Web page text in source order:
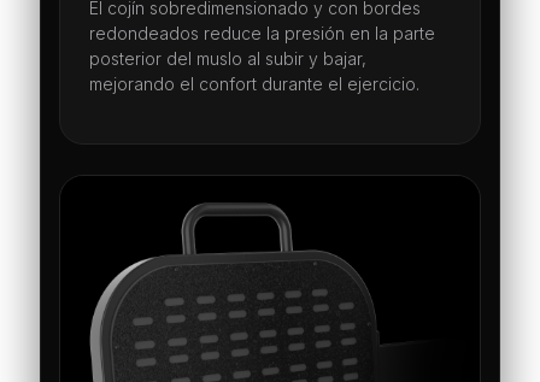
El cojín sobredimensionado y con bordes
redondeados reduce la presión en la parte
posterior del muslo al subir y bajar,
mejorando el confort durante el ejercicio.